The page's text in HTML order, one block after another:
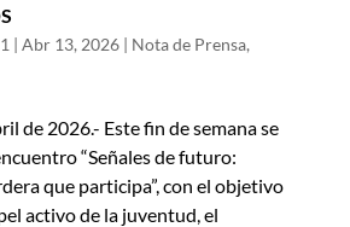
| Abr 13, 2026| Nota de Prensa,
de 2026.- Este fin de semana se
“Señales de futuro:
que participa”, con el objetivo
activo de la juventud, el